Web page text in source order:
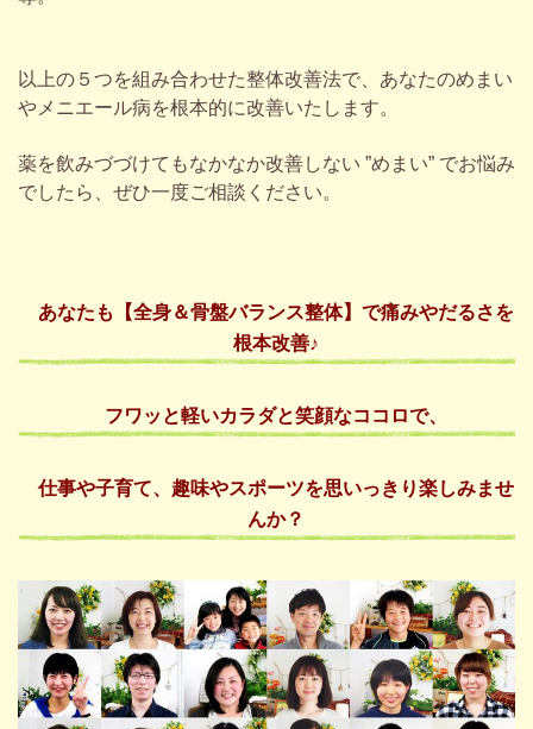
以上の５つを組み合わせた整体改善法で、あなたのめまい
やメニエール病を根本的に改善いたします。
薬を飲みづづけてもなかなか改善しない ”めまい” でお悩み
でしたら、ぜひ一度ご相談ください。
あなた も【全身＆骨盤バランス整体】で痛みやだるさを
根本改善♪
フワッ と軽いカラダと笑顔なココロで、
仕事や子育て、趣味やスポーツを思いっきり楽しみませ
んか？